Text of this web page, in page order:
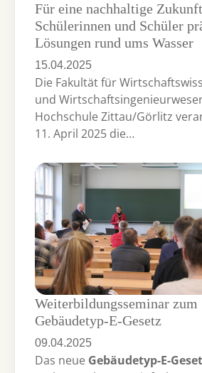
Für eine nachhaltige
Schülerinnen und Schüler
Lösungen rund ums Wasser
15.04.2025
Die Fakultät für
und
Hochschule Zittau/Görlitz
11. April 2025 die…
Weiterbildungsseminar zum
Gebäudetyp-E-Gesetz
09.04.2025
Das neue Gebäudetyp-E-